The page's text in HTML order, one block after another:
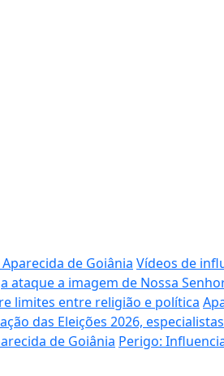
de Goiânia Vídeos de
ataque a imagem de Nossa
limites entre religião e política
das Eleições 2026,
de Goiânia Perigo: